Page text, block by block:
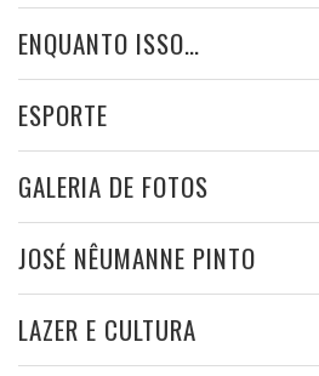
ENQUANTO ISSO…
ESPORTE
GALERIA DE FOTOS
JOSÉ NÊUMANNE PINTO
LAZER E CULTURA